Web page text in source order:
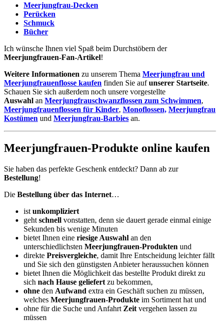
Meerjungfrau-Decken
Perücken
Schmuck
Bücher
Ich wünsche Ihnen viel Spaß beim Durchstöbern der
Meerjungfrauen-Fan-Artikel!
Weitere Informationen zu unserem Thema Meerjungfrau und
Meerjungfrauenflosse kaufen finden Sie aufunserer Startseite.
Schauen Sie sich außerdem noch unsere vorgestellte
Auswahl an Meerjungfrauschwanzflossen zum Schwimmen,
Meerjungfrauenflossen für Kinder, Monoflossen, Meerjungfrau
Kostümen und Meerjungfrau-Barbies an.
Meerjungfrauen-Produkte online kaufen
Sie haben das perfekte Geschenk entdeckt? Dann ab zur
Bestellung!
Die Bestellung über das Internet…
ist unkompliziert
geht schnell vonstatten, denn sie dauert gerade einmal einige
Sekunden bis wenige Minuten
bietet Ihnen eine riesige Auswahl an den
unterschiedlichsten Meerjungfrauen-Produkten und
direkte Preisvergleiche, damit Ihre Entscheidung leichter fällt
und Sie sich den günstigsten Anbieter heraussuchen können
bietet Ihnen die Möglichkeit das bestellte Produkt direkt zu
sich nach Hause geliefert zu bekommen,
ohne den Aufwand extra ein Geschäft suchen zu müssen,
welches Meerjungfrauen-Produkte im Sortiment hat und
ohne für die Suche und Anfahrt Zeit vergehen lassen zu
müssen